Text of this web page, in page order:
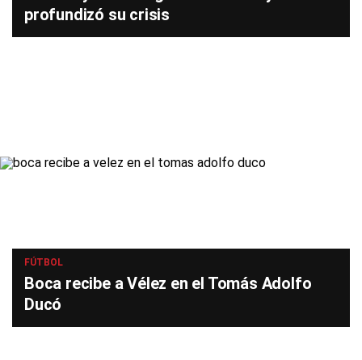
profundizó su crisis
FÚTBOL
Boca recibe a Vélez en el Tomás Adolfo
Ducó